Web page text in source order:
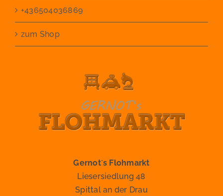
+436504036869
zum Shop
Gernot´s Flohmarkt
Liesersiedlung 48
Spittal an der Drau